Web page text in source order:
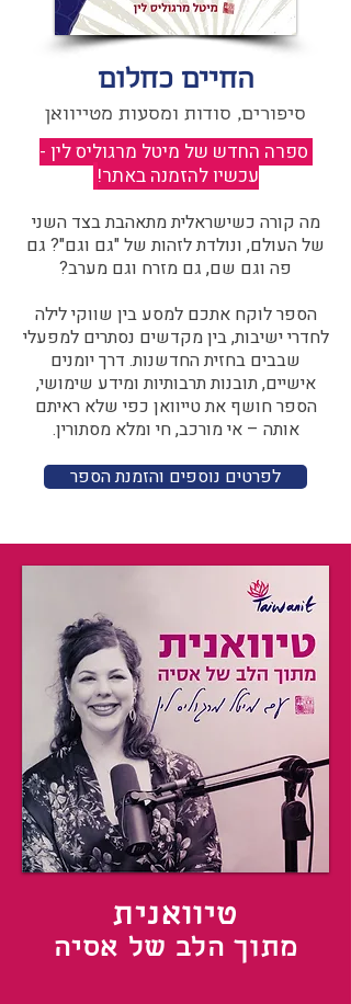
החיים כחלום
סיפורים, סודות ומסעות מטייוואן
ספרה החדש של מיטל מרגוליס לין -
עכשיו להזמנה באתר!
מה קורה כשישראלית מתאהבת בצד השני
של העולם, ונולדת לזהות של "גם וגם"? גם
פה וגם שם, גם מזרח וגם מערב?​​
הספר לוקח אתכם למסע בין שווקי לילה
לחדרי ישיבות, בין מקדשים נסתרים למפעלי
שבבים בחזית החדשנות. דרך יומנים
אישיים, תובנות תרבותיות ומידע שימושי,
הספר חושף את טייוואן כפי שלא ראיתם
אותה – אי מורכב, חי ומלא מסתורין.
לפרטים נוספים והזמנת הספר
טיוואנית
מתוך הלב של אסיה